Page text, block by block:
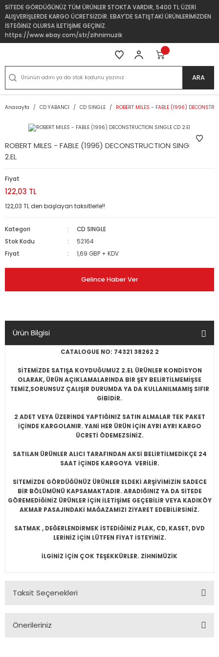
SİTEDE GÖRDÜĞÜNÜZ TÜM ÜRÜNLER STOKTA VARDIR, 5400 TL ÜZERİ
ALIŞVERİŞLERDE KARGO ÜCRETSİZDİR. EBAY'DE SATIŞTAKİ ÜRÜNLERİMİZDEN
İSTEĞİNİZ OLURSA İLETİŞİME GEÇİNİZ.
https://www.ebay.com/str/zihnimuzik
ARA
Anasayfa CD YABANCI CD SINGLE ROBERT MILES - FABLE (1996)
ROBERT MILES - FABLE (1996) DECONSTRUCTION SINGLE CD
2.EL
Fiyat
122,03 TL
122,03 TL den başlayan taksitlerle!!
Kategori
CD SINGLE
Stok Kodu
52164
Fiyat
1,69 GBP + KDV
Gelince Haber Ver
Ürün Bilgisi
CATALOGUE NO: 74321 38262 2
SİTEMİZDE SATIŞA KOYDUĞUMUZ 2.EL ÜRÜNLER KONDİSYON
OLARAK, ÜRÜN AÇIKLAMALARINDA BİR ŞEY BELİRTİLMEMİŞSE
TEMİZ,SORUNSUZ ÇALIŞIR DURUMDA YA DA KULLANILMAMIŞ SIFIR
GİBİDİR.
2 ADET VEYA ÜZERİNDE YAPTIĞINIZ SATIN ALMALAR TEK PAKET
İÇİNDE KARGOLANIR. YANİ HER ÜRÜN İÇİN AYRI AYRI KARGO
ÜCRETİ ÖDEMEZSİNİZ.
SATILAN ÜRÜNLER ALICI TARAFINDAN AKSİ BELİRTİLMEDİKÇE 24
SAAT İÇİNDE KARGOYA VERİLİR.
SİTEMİZDE GÖRDÜĞÜNÜZ ÜRÜNLER ELDEKİ ARŞİVİMİZİN SADECE
BİR BÖLÜMÜNÜ KAPSAMAKTADIR. ARADIĞINIZ YA DA SİTEDE
GÖREMEDİĞİNİZ ÜRÜNLER İÇİN İLETİŞİME GEÇEBİLİR VEYA KADIKÖY
AKMAR PASAJINDAKİ MAĞAZAMIZI ZİYARET EDEBİLİRSİNİZ.
SATMAK , DEĞERLENDİRMEK İSTEDİĞİNİZ PLAK, CD, KASET, DVD
LERİNİZ İÇİN LÜTFEN FİYAT İSTEYİNİZ.
İLGİNİZ İÇİN ÇOK TEŞEKKÜRLER. ZİHNİMÜZİK
Taksit Seçenekleri
Önerileriniz